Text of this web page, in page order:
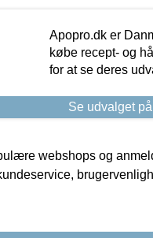
Apopro.dk er
købe recept- og
for at se deres
Se udvalget
webshops og